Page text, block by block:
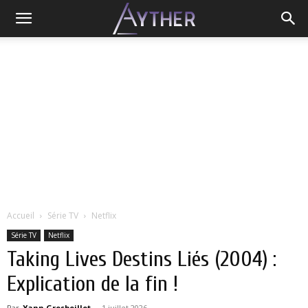
Accueil Série TV Netflix
Série TV Netflix
Taking Lives Destins Liés (2004) :
Explication de la fin !